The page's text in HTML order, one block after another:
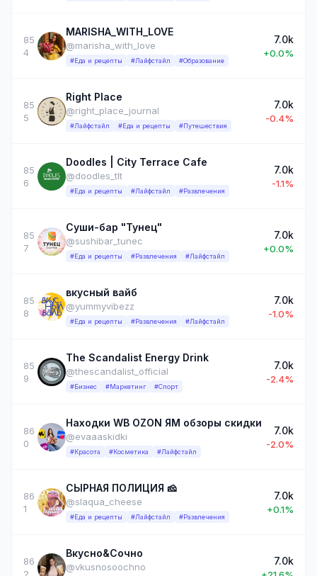
85
4
MARISHA_WITH_LOVE
@marisha_with_love
#Еда и рецепты #Лайфстайл #Образование
7.0k
+0.0%
85
5
Right Place
@right_place_journal
#Лайфстайл #Еда и рецепты #Путешествия
7.0k
-0.4%
85
6
Doodles | City Terrace Cafe
@doodles_tlt
#Еда и рецепты #Лайфстайл #Развлечения
7.0k
-1.1%
85
7
Суши-бар "Тунец"
@sushibar_tunec
#Еда и рецепты #Развлечения #Лайфстайл
7.0k
+0.0%
85
8
вкусный вайб
@yummyvibezz
#Еда и рецепты #Развлечения #Лайфстайл
7.0k
-1.0%
85
9
The Scandalist Energy Drink
@thescandalist_official
#Бизнес #Маркетинг #Спорт
7.0k
-2.4%
86
0
Находки WB OZON ЯМ обзоры скидки
@evaaaskidki
#Красота #Косметика #Лайфстайл
7.0k
-2.0%
86
1
СЫРНАЯ ПОЛИЦИЯ 🧀
@slaqua_cheese
#Еда и рецепты #Лайфстайл #Развлечения
7.0k
+0.1%
86
2
Вкусно&Сочно
@vkusnosoochno
7.0k